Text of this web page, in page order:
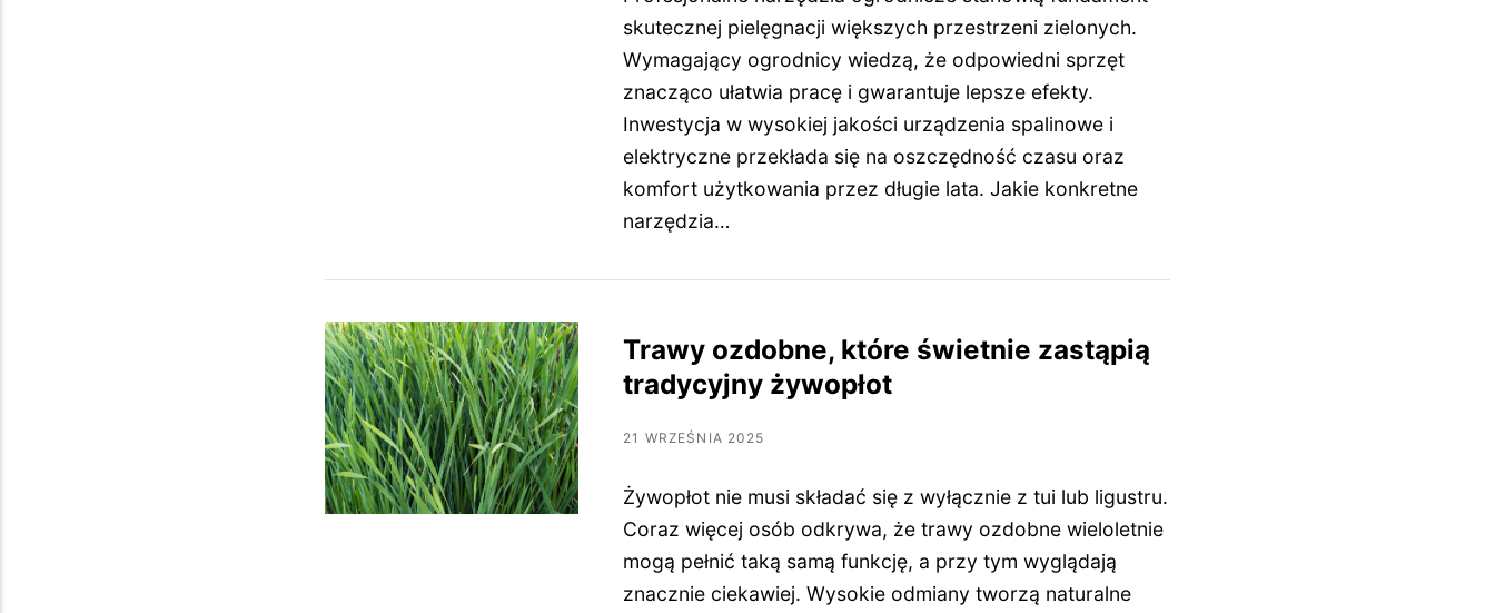
skutecznej pielęgnacji większych przestrzeni zielonych.
Wymagający ogrodnicy wiedzą, że odpowiedni sprzęt
znacząco ułatwia pracę i gwarantuje lepsze efekty.
Inwestycja w wysokiej jakości urządzenia spalinowe i
elektryczne przekłada się na oszczędność czasu oraz
komfort użytkowania przez długie lata. Jakie konkretne
narzędzia…
Trawy ozdobne, które świetnie zastąpią
tradycyjny żywopłot
21 WRZEŚNIA 2025
Żywopłot nie musi składać się z wyłącznie z tui lub ligustru.
Coraz więcej osób odkrywa, że trawy ozdobne wieloletnie
mogą pełnić taką samą funkcję, a przy tym wyglądają
znacznie ciekawiej. Wysokie odmiany tworzą naturalne